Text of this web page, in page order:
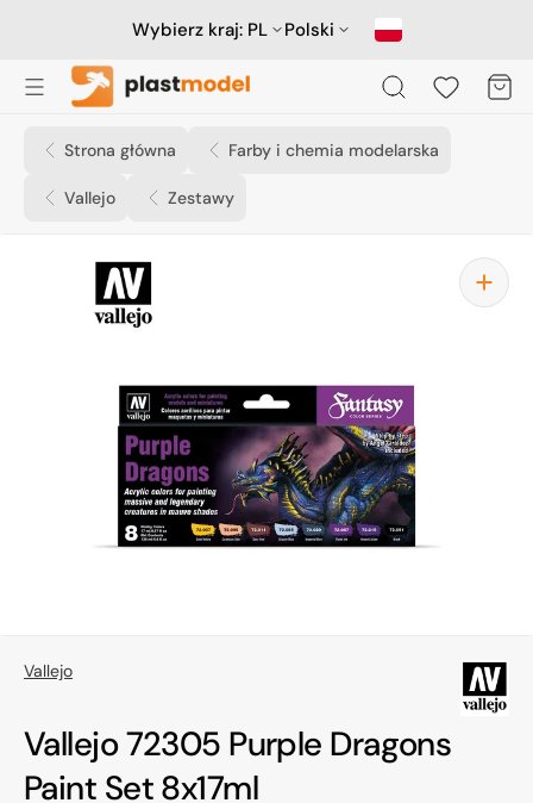
Wybierz kraj: PL Polski
Koszyk
Strona główna Farby i chemia modelarska
Vallejo Zestawy
Otwórz
media
1
w
widoku
galerii
Vallejo
Vallejo 72305 Purple Dragons
Paint Set 8x17ml